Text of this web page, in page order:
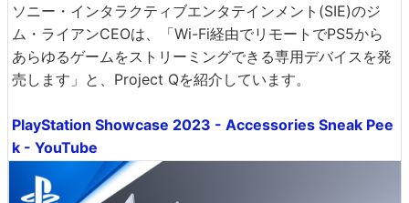
ソニー・インタラクティブエンタテインメント(SIE)のジ
ム・ライアンCEOは、「Wi-Fi経由でリモートでPS5から
あらゆるゲームをストリーミングできる専用デバイスを発
売します」と、Project Qを紹介しています。
PlayStation Showcase 2023 - Accessories Sneak Pee
k - YouTube